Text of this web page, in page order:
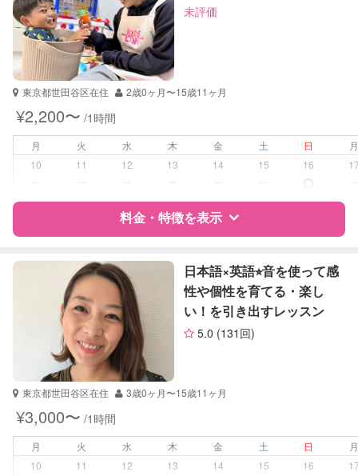
サポートの特徴
資格
企業型割引対象(旧内閣府補助対象)
自治体届出済ベビーシッター
高校受験
大学受験
中学生
高校生
国語
TOEFL
英検
未評価
東京都世田谷区在住 2歳0ヶ月〜15歳11ヶ月
¥2,200〜 /1時間
月 火 水 木 金 土 日
10
11 12 13 14 15 16
料金・特徴を表示
特徴 料金 レビュー
サポートの特徴
保育士
学校/塾の補習・宿題 小学生
日本語×英語⭐︎音を使って感
性や個性を育てる・楽し
い！を引き出すレッスン
5.0 (131回)
東京都世田谷区在住 3歳0ヶ月〜15歳11ヶ月
¥3,000〜 /1時間
月 火 水 木 金 土 日
10
11 12 13 14 15 16